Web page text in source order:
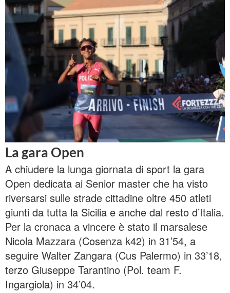
La gara Open
A chiudere la lunga giornata di sport la gara
Open dedicata ai Senior master che ha visto
riversarsi sulle strade cittadine oltre 450 atleti
giunti da tutta la Sicilia e anche dal resto d’Italia.
Per la cronaca a vincere è stato il marsalese
Nicola Mazzara (Cosenza k42) in 31’54, a
seguire Walter Zangara (Cus Palermo) in 33’18,
terzo Giuseppe Tarantino (Pol. team F.
Ingargiola) in 34’04.